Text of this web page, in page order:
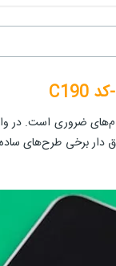
ضروری است. در
برخی طرح‌های